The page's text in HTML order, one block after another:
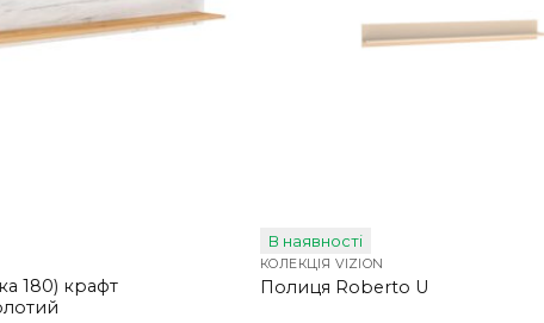
180) крафт
В наявності
КОЛЕКЦІЯ VIZION
Полиця Roberto U